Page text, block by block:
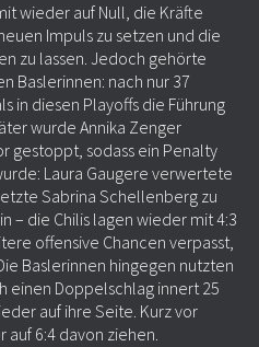
wieder auf Null, die Kräfte
Impuls zu setzen und die
zu lassen. Jedoch gehörte
Baslerinnen: nach nur 37
in diesen Playoffs die Führung
wurde Annika Zenger
gestoppt, sodass ein Penalty
Laura Gaugere verwertete
Sabrina Schellenberg zu
– die Chilis lagen wieder mit 4:3
offensive Chancen verpasst,
Baslerinnen hingegen nutzten
einen Doppelschlag innert 25
auf ihre Seite. Kurz vor
auf 6:4 davon ziehen.